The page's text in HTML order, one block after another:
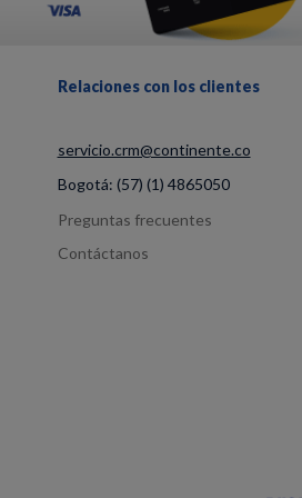
Relaciones con los clientes
servicio.crm@continente.co
Bogotá: (57) (1) 4865050
Preguntas frecuentes
Contáctanos